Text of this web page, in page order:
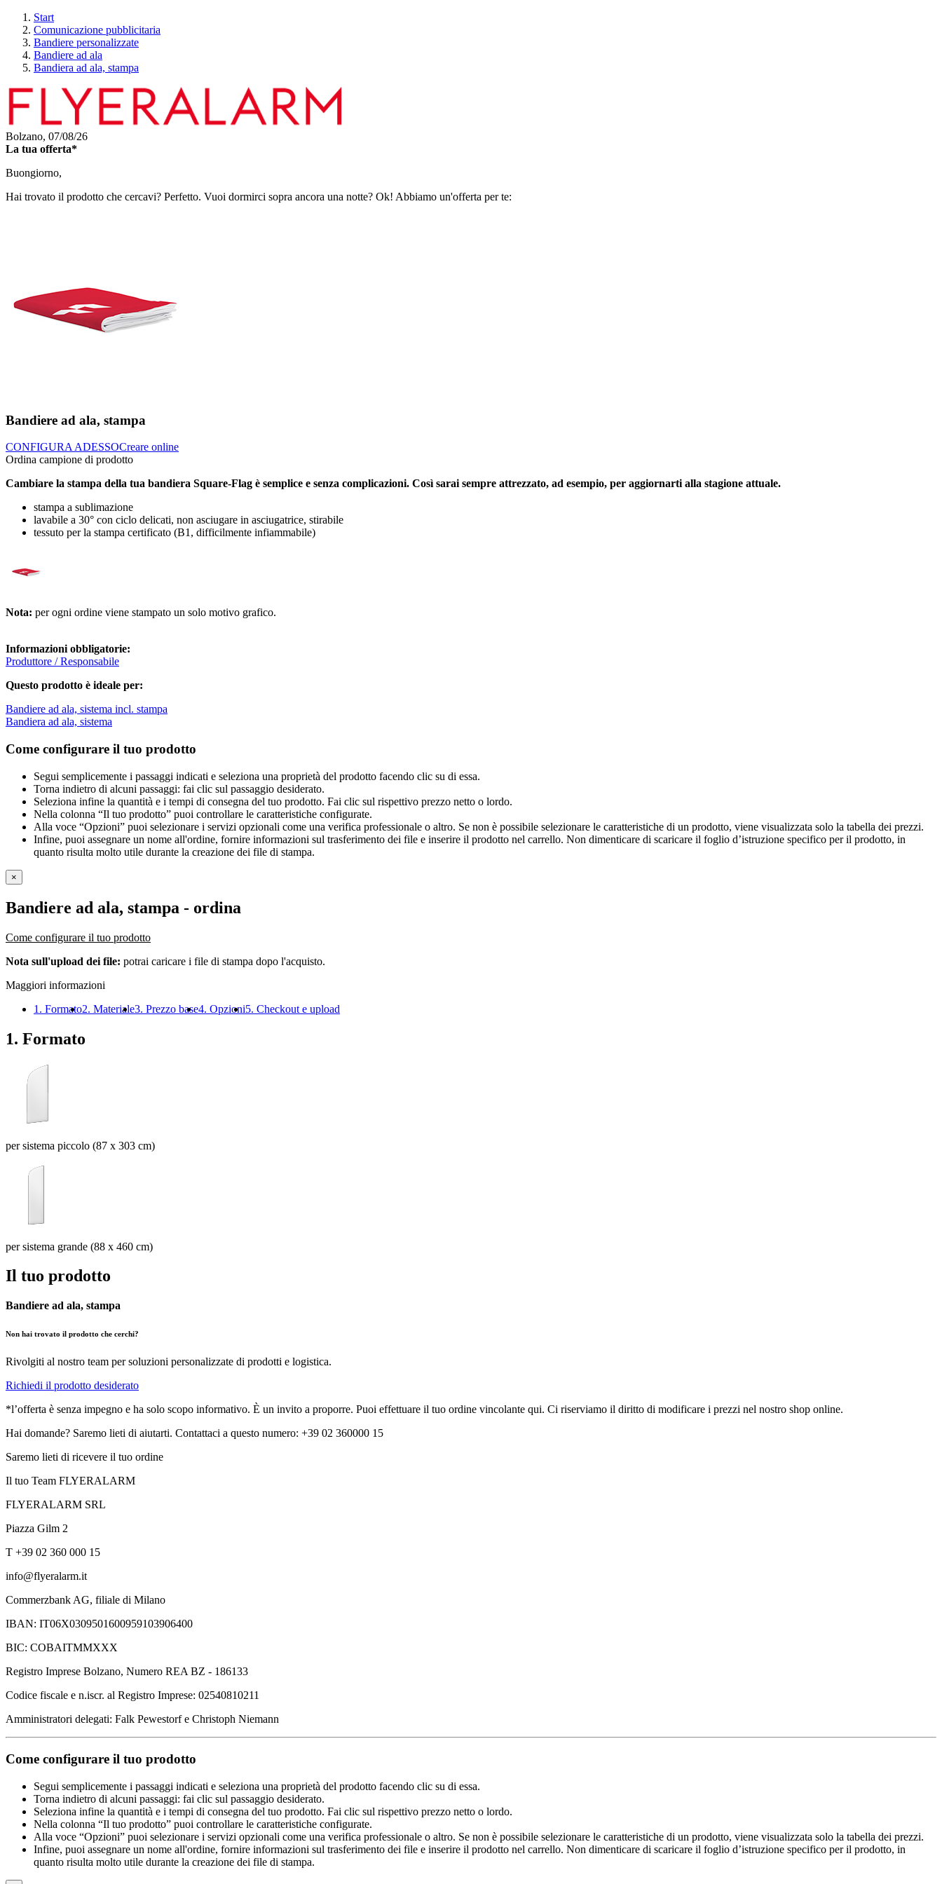
Start
Comunicazione pubblicitaria
Bandiere personalizzate
Bandiere ad ala
Bandiera ad ala, stampa
Bolzano, 07/08/26
La tua offerta*
Buongiorno,
Hai trovato il prodotto che cercavi? Perfetto. Vuoi dormirci sopra ancora una notte? Ok! Abbiamo un'offerta per te:
Bandiere ad ala, stampa
CONFIGURA ADESSOCreare online
Ordina campione di prodotto
Cambiare la stampa della tua bandiera Square-Flag è semplice e senza complicazioni. Così sarai sempre attrezzato, ad esempio, per aggiornarti alla stagione attuale.
stampa a sublimazione
lavabile a 30° con ciclo delicati, non asciugare in asciugatrice, stirabile
tessuto per la stampa certificato (B1, difficilmente infiammabile)
Nota: per ogni ordine viene stampato un solo motivo grafico.
Informazioni obbligatorie:
Produttore / Responsabile
Questo prodotto è ideale per:
Bandiere ad ala, sistema incl. stampa
Bandiera ad ala, sistema
Come configurare il tuo prodotto
Segui semplicemente i passaggi indicati e seleziona una proprietà del prodotto facendo clic su di essa.
Torna indietro di alcuni passaggi: fai clic sul passaggio desiderato.
Seleziona infine la quantità e i tempi di consegna del tuo prodotto. Fai clic sul rispettivo prezzo netto o lordo.
Nella colonna “Il tuo prodotto” puoi controllare le caratteristiche configurate.
Alla voce “Opzioni” puoi selezionare i servizi opzionali come una verifica professionale o altro. Se non è possibile selezionare le caratteristiche di un prodotto, viene visualizzata solo la tabella dei prezzi.
Infine, puoi assegnare un nome all'ordine, fornire informazioni sul trasferimento dei file e inserire il prodotto nel carrello. Non dimenticare di scaricare il foglio d’istruzione specifico per il prodotto, in
quanto risulta molto utile durante la creazione dei file di stampa.
×
Bandiere ad ala, stampa - ordina
Come configurare il tuo prodotto
Nota sull'upload dei file: potrai caricare i file di stampa dopo l'acquisto.
Maggiori informazioni
1. Formato2. Materiale3. Prezzo base4. Opzioni5. Checkout e upload
1. Formato
per sistema piccolo (87 x 303 cm)
per sistema grande (88 x 460 cm)
Il tuo prodotto
Bandiere ad ala, stampa
Non hai trovato il prodotto che cerchi?
Rivolgiti al nostro team per soluzioni personalizzate di prodotti e logistica.
Richiedi il prodotto desiderato
*l’offerta è senza impegno e ha solo scopo informativo. È un invito a proporre. Puoi effettuare il tuo ordine vincolante qui. Ci riserviamo il diritto di modificare i prezzi nel nostro shop online.
Hai domande? Saremo lieti di aiutarti. Contattaci a questo numero: +39 02 360000 15
Saremo lieti di ricevere il tuo ordine
Il tuo Team FLYERALARM
FLYERALARM SRL
Piazza Gilm 2
T +39 02 360 000 15
info@flyeralarm.it
Commerzbank AG, filiale di Milano
IBAN: IT06X0309501600959103906400
BIC: COBAITMMXXX
Registro Imprese Bolzano, Numero REA BZ - 186133
Codice fiscale e n.iscr. al Registro Imprese: 02540810211
Amministratori delegati: Falk Pewestorf e Christoph Niemann
Come configurare il tuo prodotto
Segui semplicemente i passaggi indicati e seleziona una proprietà del prodotto facendo clic su di essa.
Torna indietro di alcuni passaggi: fai clic sul passaggio desiderato.
Seleziona infine la quantità e i tempi di consegna del tuo prodotto. Fai clic sul rispettivo prezzo netto o lordo.
Nella colonna “Il tuo prodotto” puoi controllare le caratteristiche configurate.
Alla voce “Opzioni” puoi selezionare i servizi opzionali come una verifica professionale o altro. Se non è possibile selezionare le caratteristiche di un prodotto, viene visualizzata solo la tabella dei prezzi.
Infine, puoi assegnare un nome all'ordine, fornire informazioni sul trasferimento dei file e inserire il prodotto nel carrello. Non dimenticare di scaricare il foglio d’istruzione specifico per il prodotto, in
quanto risulta molto utile durante la creazione dei file di stampa.